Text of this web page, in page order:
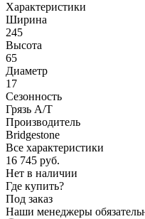
Характеристики
Ширина
245
Высота
65
Диаметр
17
Сезонность
Грязь A/T
Производитель
Bridgestone
Все характеристики
16 745 руб.
Нет в наличии
Где купить?
Под заказ
Наши менеджеры